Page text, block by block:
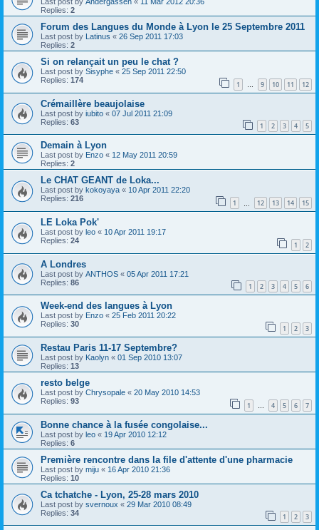
Replies: 2
Forum des Langues du Monde à Lyon le 25 Septembre 2011
Last post by Latinus « 26 Sep 2011 17:03
Replies: 2
Si on relançait un peu le chat ?
Last post by Sisyphe « 25 Sep 2011 22:50
Replies: 174 1 … 9 10 11 12
Crémaillère beaujolaise
Last post by iubito « 07 Jul 2011 21:09
Replies: 63 1 2 3 4 5
Demain à Lyon
Last post by Enzo « 12 May 2011 20:59
Replies: 2
Le CHAT GEANT de Loka...
Last post by kokoyaya « 10 Apr 2011 22:20
Replies: 216 1 12 13 14 15
LE Loka Pok'
Last post by leo « 10 Apr 2011 19:17
Replies: 24 1 2
A Londres
Last post by ANTHOS « 05 Apr 2011 17:21
Replies: 86 1 2 3 4 5 6
Week-end des langues à Lyon
Last post by Enzo « 25 Feb 2011 20:22
Replies: 30 1 2 3
Restau Paris 11-17 Septembre?
Last post by Kaolyn « 01 Sep 2010 13:07
Replies: 13
resto belge
Last post by Chrysopale « 20 May 2010 14:53
Replies: 93 1 … 4 5 6 7
Bonne chance à la fusée congolaise...
Last post by leo « 19 Apr 2010 12:12
Replies: 6
Première rencontre dans la file d'attente d'une pharmacie
Last post by miju « 16 Apr 2010 21:36
Replies: 10
Ca tchatche - Lyon, 25-28 mars 2010
Last post by svernoux « 29 Mar 2010 08:49
Replies: 34 1 2 3